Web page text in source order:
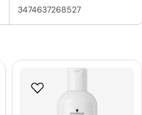
3474637268527